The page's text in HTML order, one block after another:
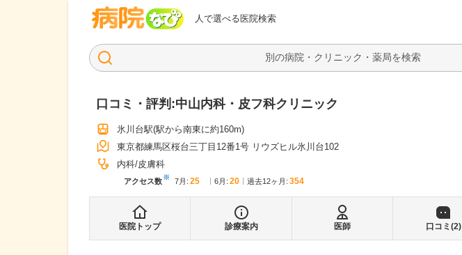
人で選べる医院検索
病院なび
検索
口コミ・評判:中山内科・皮フ科クリニック
氷川台駅(駅から南東に約160m)
東京都練馬区桜台三丁目12番1号 リウズヒル氷川台102
内科 皮膚科
アクセス数※ 7月 : 25 6月 : 20 過去12ヶ月: 354
医院トップ 診療案内 医師 口コミ(2)